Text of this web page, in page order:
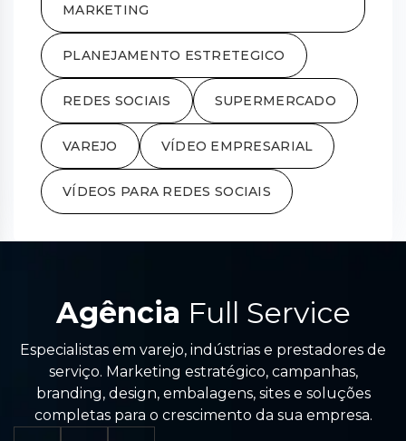
MARKETING
PLANEJAMENTO ESTRETEGICO
REDES SOCIAIS SUPERMERCADO
VAREJO VÍDEO EMPRESARIAL
VÍDEOS PARA REDES SOCIAIS
Agência Full Service
Especialistas em varejo, indústrias e prestadores de
serviço. Marketing estratégico, campanhas,
branding, design, embalagens, sites e soluções
completas para o crescimento da sua empresa.